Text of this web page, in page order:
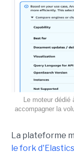
Le moteur
accompagner la
La plateforme
le fork